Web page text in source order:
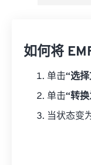
如何将
单击“选
单击“转
当状态变